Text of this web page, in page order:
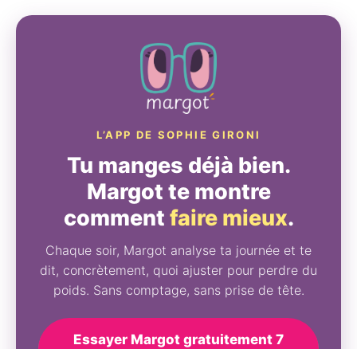
L’APP DE SOPHIE GIRONI
Tu manges déjà bien.
Margot te montre
comment faire mieux.
Chaque soir, Margot analyse ta journée et te
dit, concrètement, quoi ajuster pour perdre du
poids. Sans comptage, sans prise de tête.
Essayer Margot gratuitement 7